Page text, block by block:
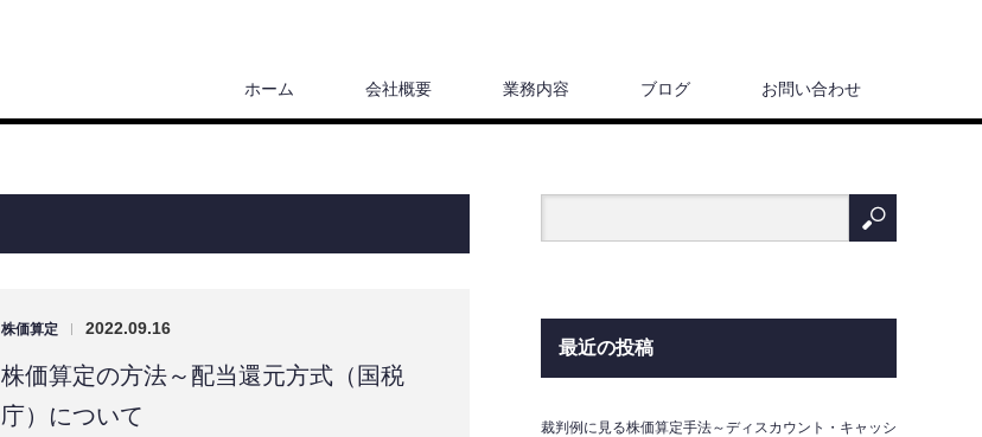
ホーム 会社概要 業務内容 ブログ お問い合わせ
株価算定 | 2022.09.16
株価算定の方法～配当還元方式（国税
庁）について
最近の投稿
裁判例に見る株価算定手法～ディスカウント・キャッシ